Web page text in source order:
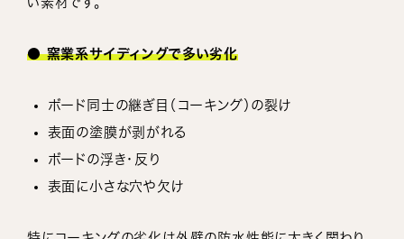
● 窯業系サイディングで多い劣化
ボード同士の継ぎ目（コーキング）の裂け
表面の塗膜が剥がれる
ボードの浮き・反り
表面に小さな穴や欠け